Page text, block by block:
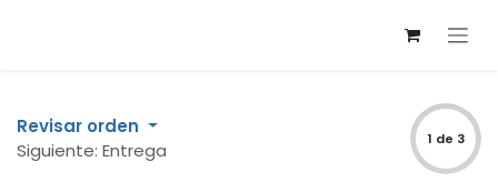
Revisar orden
Siguiente: Entrega
1 de 3